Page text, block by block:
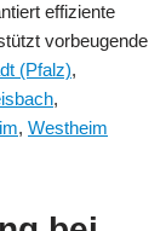
effiziente
vorbeugende
(Pfalz),
,
, Westheim